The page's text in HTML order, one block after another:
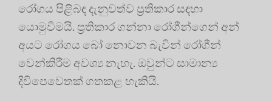
රෝගය පිළිබඳ දැනුවත්ව ප්‍රතිකාර සඳහා
යොමුවීමයි. ප්‍රතිකාර ගන්නා රෝගීන්ගෙන් අන්
අයට රෝගය බෝ නොවන බැවින් රෝගීන්
වෙන්කිරීම අවශ්‍ය නැහැ. ඔවුන්ට සාමාන්‍ය
දිවිපෙවෙතක් ගතකළ හැකියි.